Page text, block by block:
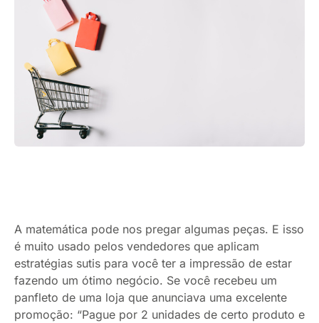
A matemática pode nos pregar algumas peças. E isso
é muito usado pelos vendedores que aplicam
estratégias sutis para você ter a impressão de estar
fazendo um ótimo negócio. Se você recebeu um
panfleto de uma loja que anunciava uma excelente
promoção: “Pague por 2 unidades de certo produto e